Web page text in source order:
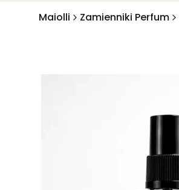
Maiolli Zamienniki Perfum